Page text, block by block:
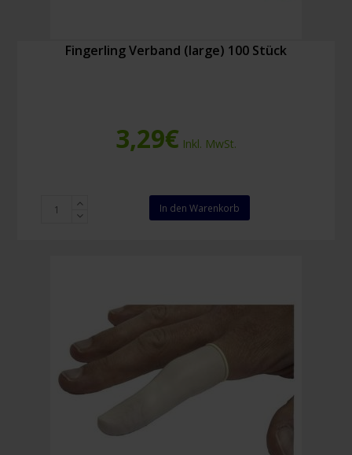
Fingerling Verband (large) 100 Stück
3,29€ Inkl. MwSt.
Fingerling
Verband
In den Warenkorb